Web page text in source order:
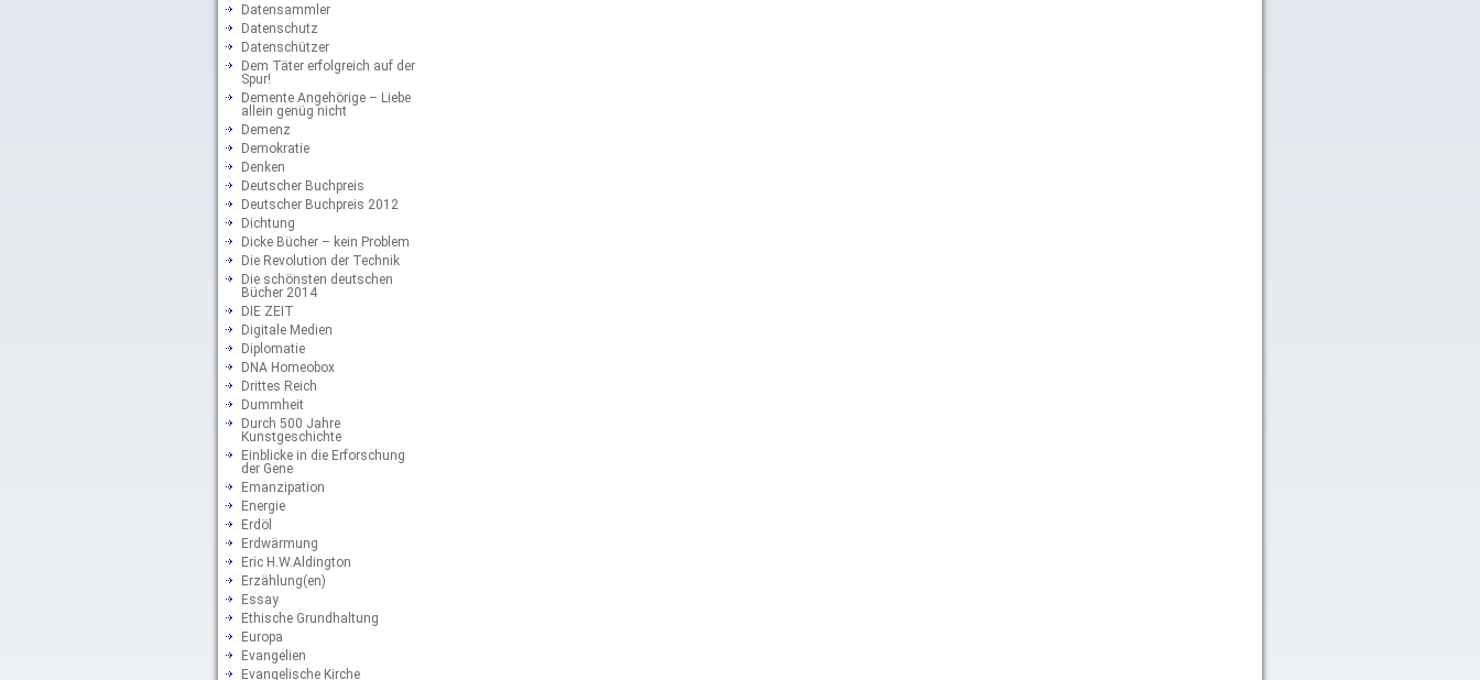
Datensammler
Datenschutz
Datenschützer
Dem Täter erfolgreich auf der
Spur!
Demente Angehörige – Liebe
allein genüg nicht
Demenz
Demokratie
Denken
Deutscher Buchpreis
Deutscher Buchpreis 2012
Dichtung
Dicke Bücher – kein Problem
Die Revolution der Technik
Die schönsten deutschen
Bücher 2014
DIE ZEIT
Digitale Medien
Diplomatie
DNA Homeobox
Drittes Reich
Dummheit
Durch 500 Jahre
Kunstgeschichte
Einblicke in die Erforschung
der Gene
Emanzipation
Energie
Erdöl
Erdwärmung
Eric H.W.Aldington
Erzählung(en)
Essay
Ethische Grundhaltung
Europa
Evangelien
Evangelische Kirche